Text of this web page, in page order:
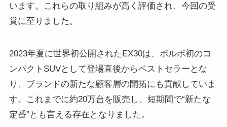
います。これらの取り組みが高く評価され、今回の受
賞に至りました。
2023年夏に世界初公開されたEX30は、ボルボ初のコ
ンパクトSUVとして登場直後からベストセラーとな
り、ブランドの新たな顧客層の開拓にも貢献していま
す。これまでに約20万台を販売し、短期間で“新たな
定番”とも言える存在となりました。